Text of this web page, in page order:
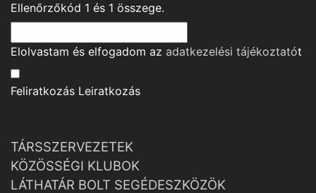
Ellenőrzőkód 1 és 1 összege.
Elolvastam és elfogadom az adatkezelési tájékoztatót
Feliratkozás Leiratkozás
TÁRSSZERVEZETEK
KÖZÖSSÉGI KLUBOK
LÁTHATÁR BOLT SEGÉDESZKÖZÖK